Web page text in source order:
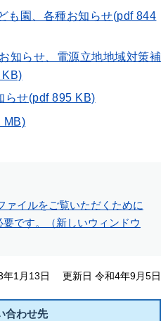
も園、各種お知らせ(pdf 844
知らせ、電源立地地域対策補
KB)
らせ(pdf 895 KB)
MB)
ァイルをご覧いただくために
です。（新しいウィンドウ
年1月13日 更新日 令和4年9月5日
合わせ先